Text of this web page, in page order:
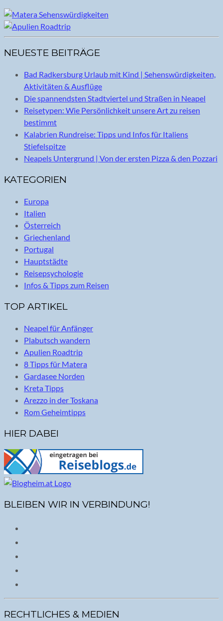
NEUESTE BEITRÄGE
Bad Radkersburg Urlaub mit Kind | Sehenswürdigkeiten,
Aktivitäten & Ausflüge
Die spannendsten Stadtviertel und Straßen in Neapel
Reisetypen: Wie Persönlichkeit unsere Art zu reisen
bestimmt
Kalabrien Rundreise: Tipps und Infos für Italiens
Stiefelspitze
Neapels Untergrund | Von der ersten Pizza & den Pozzari
KATEGORIEN
Europa
Italien
Österreich
Griechenland
Portugal
Hauptstädte
Reisepsychologie
Infos & Tipps zum Reisen
TOP ARTIKEL
Neapel für Anfänger
Plabutsch wandern
Apulien Roadtrip
8 Tipps für Matera
Gardasee Norden
Kreta Tipps
Arezzo in der Toskana
Rom Geheimtipps
HIER DABEI
BLEIBEN WIR IN VERBINDUNG!
RECHTLICHES & MEDIEN